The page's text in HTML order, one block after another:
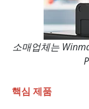
소매업체는
핵심 제품